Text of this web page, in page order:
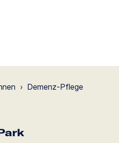
› Demenz-Pflege